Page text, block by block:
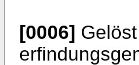
[0006]